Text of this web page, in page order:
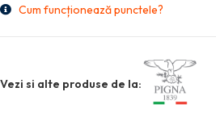
Cum funcționează punctele?
Vezi si alte produse de la: